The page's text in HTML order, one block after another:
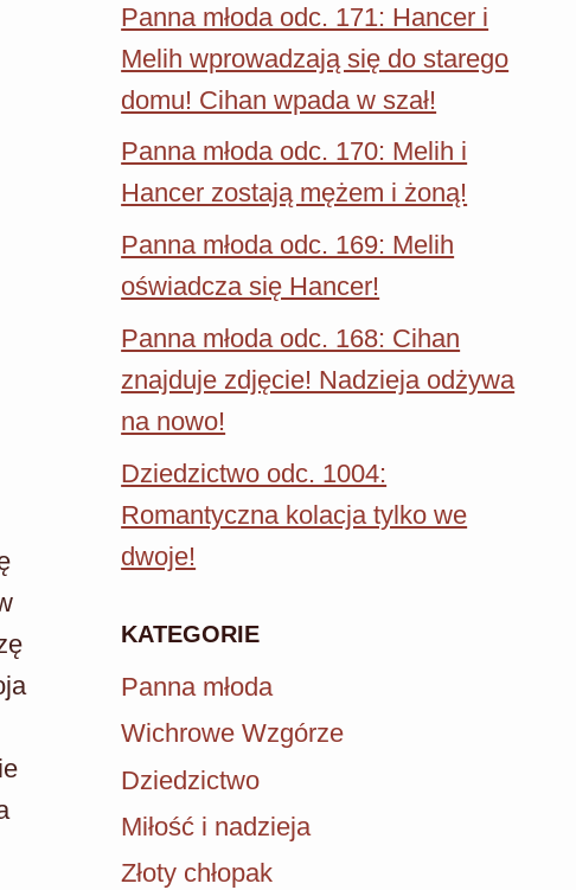
Panna młoda odc. 171: Hancer i
Melih wprowadzają się do starego
domu! Cihan wpada w szał!
Panna młoda odc. 170: Melih i
Hancer zostają mężem i żoną!
Panna młoda odc. 169: Melih
oświadcza się Hancer!
Panna młoda odc. 168: Cihan
znajduje zdjęcie! Nadzieja odżywa
na nowo!
Dziedzictwo odc. 1004:
Romantyczna kolacja tylko we
dwoje!
KATEGORIE
Panna młoda
Wichrowe Wzgórze
Dziedzictwo
Miłość i nadzieja
Złoty chłopak